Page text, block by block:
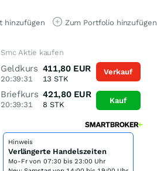
hinzufügen Zum Portfolio hinzufügen
Smc Aktie kaufen
Geldkurs
20:39:31
411,80 EUR
13 STK
Briefkurs
20:39:31
421,80 EUR
8 STK
Verkauf
Kauf
Hinweis
Verlängerte Handelszeiten
Mo-Fr von 07:30 bis 23:00 Uhr